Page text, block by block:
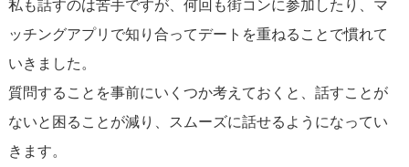
私も話すのは苦手ですが、何回も街コンに参加したり、マ
ッチングアプリで知り合ってデートを重ねることで慣れて
いきました。
質問することを事前にいくつか考えておくと、話すことが
ないと困ることが減り、スムーズに話せるようになってい
きます。